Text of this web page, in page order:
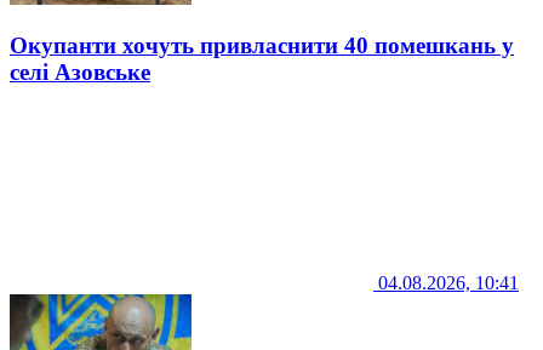
Окупанти хочуть привласнити 40 помешкань у
селі Азовське
04.08.2026, 10:41